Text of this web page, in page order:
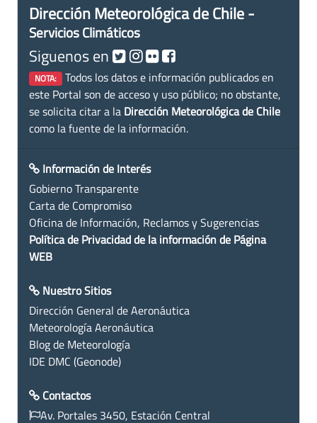
Dirección Meteorológica de Chile -
Servicios Climáticos
Siguenos en
NOTA: Todos los datos e información publicados en
este Portal son de acceso y uso público; no obstante,
se solicita citar a la Dirección Meteorológica de Chile
como la fuente de la información.
Información de Interés
Gobierno Transparente
Carta de Compromiso
Oficina de Información, Reclamos y Sugerencias
Política de Privacidad de la información de Página
WEB
Nuestro Sitios
Dirección General de Aeronáutica
Meteorología Aeronáutica
Blog de Meteorología
IDE DMC (Geonode)
Contactos
Av. Portales 3450, Estación Central